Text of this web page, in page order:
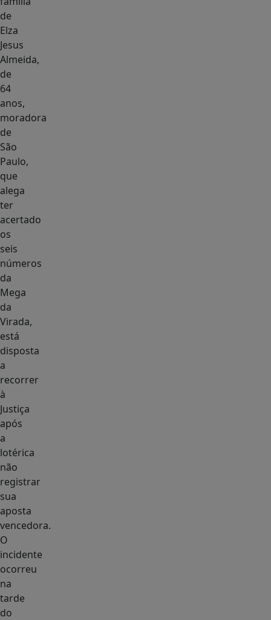
de
Elza
Jesus
Almeida,
de
64
anos,
moradora
de
São
Paulo,
que
alega
ter
acertado
os
seis
números
da
Mega
da
Virada,
está
disposta
a
recorrer
à
Justiça
após
a
lotérica
não
registrar
sua
aposta
vencedora.
O
incidente
ocorreu
na
tarde
do